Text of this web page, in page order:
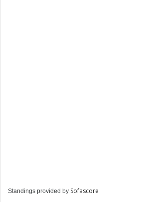
Standings provided by Sofascore